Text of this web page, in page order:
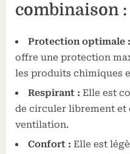
combinaison :
Protection optimale :
offre une protection
les produits chimiques
Respirant : Elle est
de circuler librement et
ventilation.
Confort : Elle est